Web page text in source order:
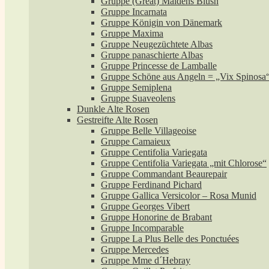
Gruppe Incarnata
Gruppe Königin von Dänemark
Gruppe Maxima
Gruppe Neugezüchtete Albas
Gruppe panaschierte Albas
Gruppe Princesse de Lamballe
Gruppe Schöne aus Angeln = „Vix
Gruppe Semiplena
Gruppe Suaveolens
Dunkle Alte Rosen
Gestreifte Alte Rosen
Gruppe Belle Villageoise
Gruppe Camaieux
Gruppe Centifolia Variegata
Gruppe Centifolia Variegata „mit Chlorose“
Gruppe Commandant Beaurepair
Gruppe Ferdinand Pichard
Gruppe Gallica Versicolor – Rosa Munid
Gruppe Georges Vibert
Gruppe Honorine de Brabant
Gruppe Incomparable
Gruppe La Plus Belle des Ponctuées
Gruppe Mercedes
Gruppe Mme d´Hebray